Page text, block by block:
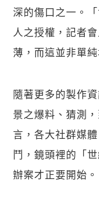
深的傷口之一。
人之授權，記者
薄，而這並非單
隨著更多的製作
景之爆料、猜測
言，各大社群媒
鬥，鏡頭裡的「
辦案才正要開始。